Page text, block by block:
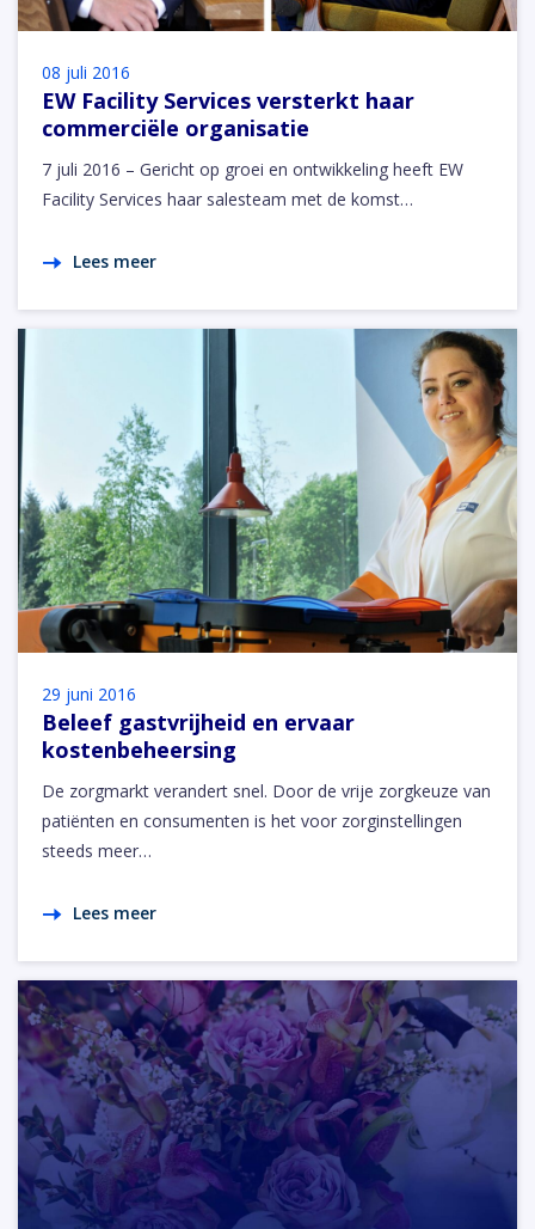
08 juli 2016
EW Facility Services versterkt haar
commerciële organisatie
7 juli 2016 – Gericht op groei en ontwikkeling heeft EW
Facility Services haar salesteam met de komst…
Lees meer
29 juni 2016
Beleef gastvrijheid en ervaar
kostenbeheersing
De zorgmarkt verandert snel. Door de vrije zorgkeuze van
patiënten en consumenten is het voor zorginstellingen
steeds meer…
Lees meer